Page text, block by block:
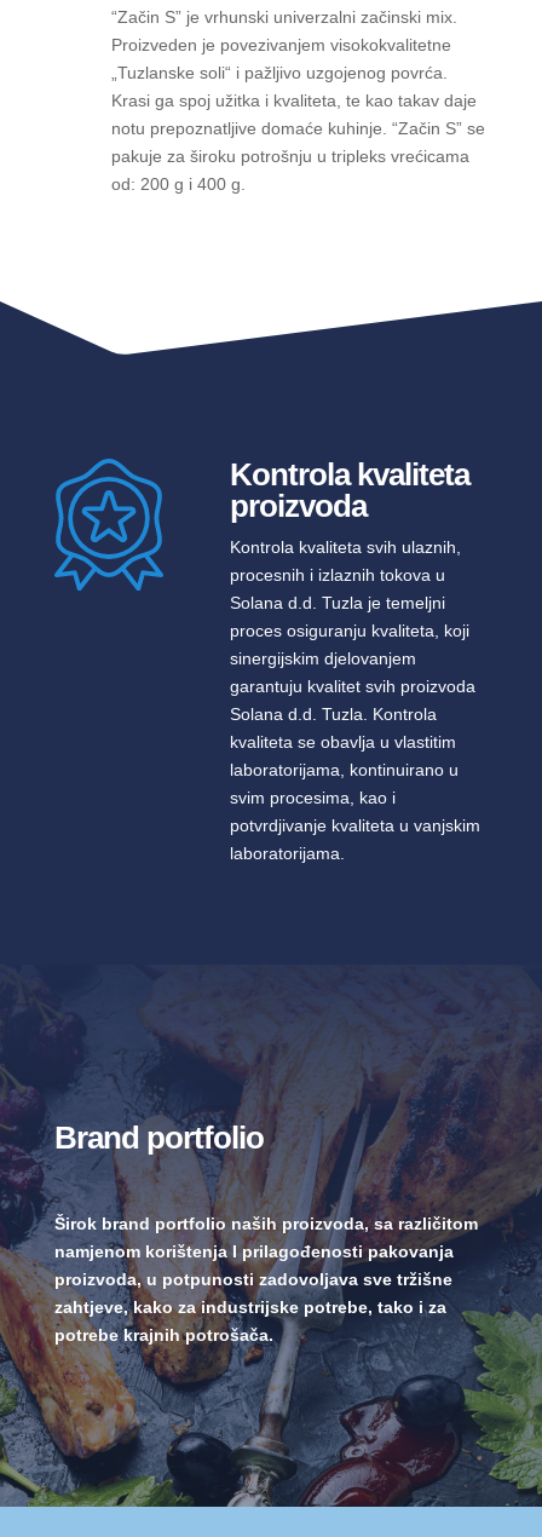
“Začin S” je vrhunski univerzalni začinski mix.
Proizveden je povezivanjem visokokvalitetne
„Tuzlanske soli“ i pažljivo uzgojenog povrća.
Krasi ga spoj užitka i kvaliteta, te kao takav daje
notu prepoznatljive domaće kuhinje. “Začin S” se
pakuje za široku potrošnju u tripleks vrećicama
od: 200 g i 400 g.
Kontrola kvaliteta
proizvoda
Kontrola kvaliteta svih ulaznih,
procesnih i izlaznih tokova u
Solana d.d. Tuzla je temeljni
proces osiguranju kvaliteta, koji
sinergijskim djelovanjem
garantuju kvalitet svih proizvoda
Solana d.d. Tuzla. Kontrola
kvaliteta se obavlja u vlastitim
laboratorijama, kontinuirano u
svim procesima, kao i
potvrdjivanje kvaliteta u vanjskim
laboratorijama.
Brand portfolio
Širok brand portfolio naših proizvoda, sa različitom
namjenom korištenja I prilagođenosti pakovanja
proizvoda, u potpunosti zadovoljava sve tržišne
zahtjeve, kako za industrijske potrebe, tako i za
potrebe krajnih potrošača.